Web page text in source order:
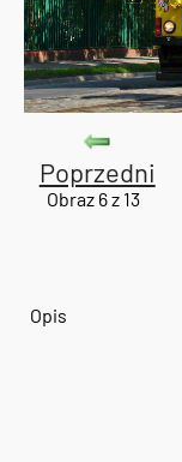
Poprzedni
Obraz 6 z 13
Opis